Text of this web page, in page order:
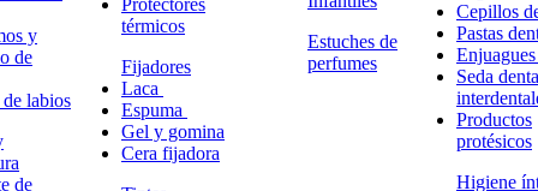
y
de
labios
de
Protectores
térmicos
Fijadores
Laca
Espuma
Gel y gomina
Cera fijadora
Estuches de
perfumes
Cepillos
Pastas
Seda
Productos
protésicos
Higiene